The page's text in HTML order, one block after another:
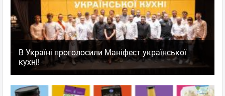
В Україні проголосили Маніфест української
кухні!